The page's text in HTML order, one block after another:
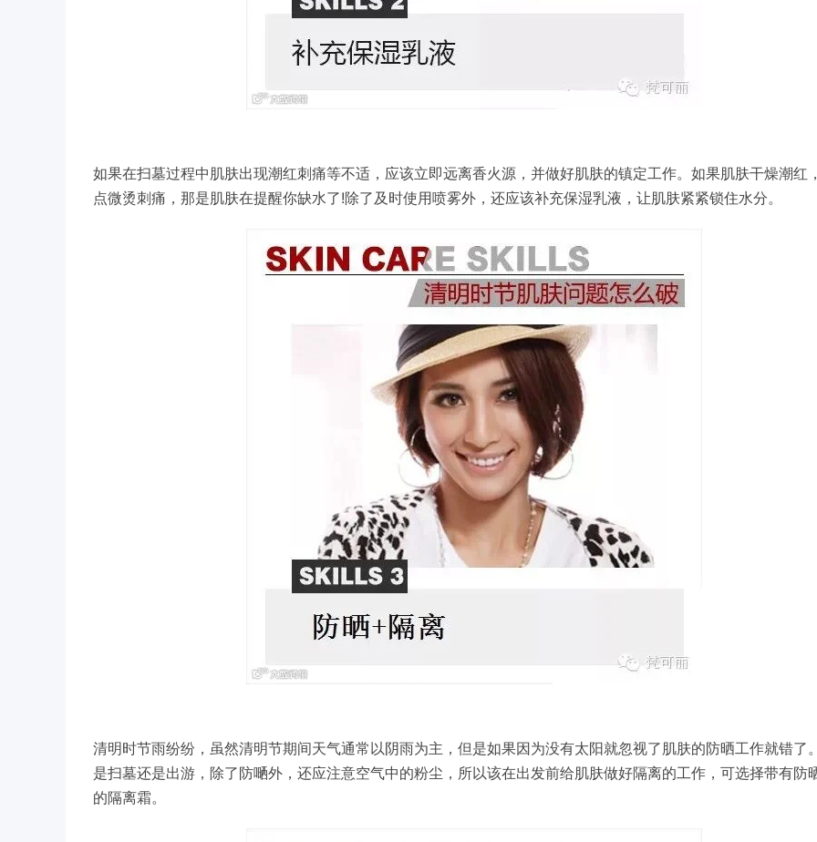
如果在扫墓过程中肌肤出现潮红刺痛等不适，应该立即远离香火源，并做好肌肤的镇定工作。如果肌肤干燥潮红
点微烫刺痛，那是肌肤在提醒你缺水了!除了及时使用喷雾外，还应该补充保湿乳液 ，让肌肤紧紧锁住水分。
清明时节雨纷纷，虽然清明节期间天气通常以阴雨为主，但是如果因为没有太阳就忽视了肌肤的防晒工作就错了
是扫墓还是出游，除了 防嗮外，还应注意空气中的粉尘，所以该在出发前给肌肤做好隔离的工作， 可选择带有防
的隔离霜。